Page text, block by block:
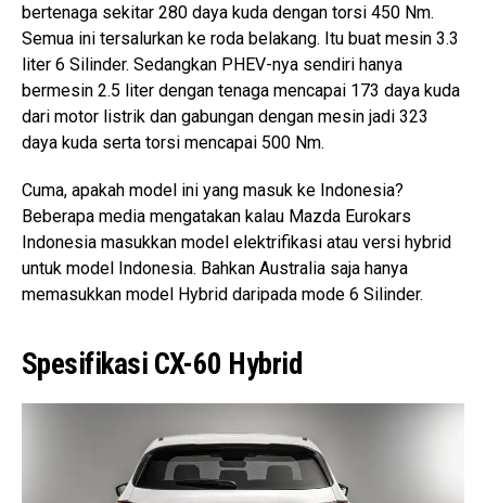
bertenaga sekitar 280 daya kuda dengan torsi 450 Nm.
Semua ini tersalurkan ke roda belakang. Itu buat mesin 3.3
liter 6 Silinder. Sedangkan PHEV-nya sendiri hanya
bermesin 2.5 liter dengan tenaga mencapai 173 daya kuda
dari motor listrik dan gabungan dengan mesin jadi 323
daya kuda serta torsi mencapai 500 Nm.
Cuma, apakah model ini yang masuk ke Indonesia?
Beberapa media mengatakan kalau Mazda Eurokars
Indonesia masukkan model elektrifikasi atau versi hybrid
untuk model Indonesia. Bahkan Australia saja hanya
memasukkan model Hybrid daripada mode 6 Silinder.
Spesifikasi CX-60 Hybrid